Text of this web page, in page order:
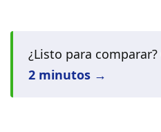
¿Listo para comparar?
2 minutos →